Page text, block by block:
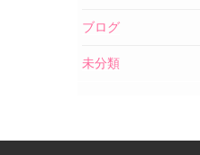
ブログ
未分類